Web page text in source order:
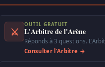
⚔
OUTIL GRATUIT
L'Arbitre de l'Arène
Réponds à 3 questions.
Consulter l'Arbitre →